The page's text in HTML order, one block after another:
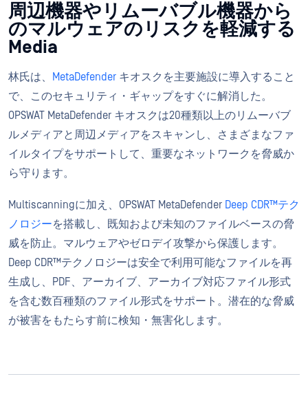
周辺機器やリムーバブル機器から
のマルウェアのリスクを軽減する
Media
林氏は、 MetaDefender キオスクを主要施設に導入すること
で、このセキュリティ・ギャップをすぐに解消した。
OPSWAT MetaDefender キオスクは20種類以上のリムーバブ
ルメディアと周辺メディアをスキャンし、さまざまなファ
イルタイプをサポートして、重要なネットワークを脅威か
ら守ります。
Multiscanningに加え、OPSWAT MetaDefender Deep CDR™テク
ノロジーを搭載し、既知および未知のファイルベースの脅
威を防止。マルウェアやゼロデイ攻撃から保護します。
Deep CDR™テクノロジーは安全で利用可能なファイルを再
生成し、PDF、アーカイブ、アーカイブ対応ファイル形式
を含む数百種類のファイル形式をサポート。潜在的な脅威
が被害をもたらす前に検知・無害化します。